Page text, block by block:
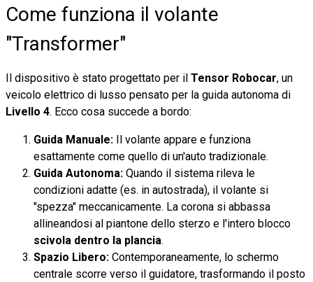
Come funziona il volante
"Transformer"
Il dispositivo è stato progettato per il Tensor Robocar, un
veicolo elettrico di lusso pensato per la guida autonoma di
Livello 4. Ecco cosa succede a bordo:
Guida Manuale: Il volante appare e funziona
esattamente come quello di un'auto tradizionale.
Guida Autonoma: Quando il sistema rileva le
condizioni adatte (es. in autostrada), il volante si
"spezza" meccanicamente. La corona si abbassa
allineandosi al piantone dello sterzo e l'intero blocco
scivola dentro la plancia.
Spazio Libero: Contemporaneamente, lo schermo
centrale scorre verso il guidatore, trasformando il posto